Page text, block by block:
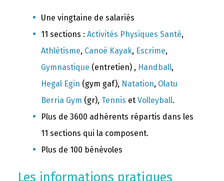
Une vingtaine de salariés
11 sections : Activités Physiques Santé,
Athlétisme, Canoë Kayak, Escrime,
Gymnastique (entretien) , Handball,
Hegal Egin (gym gaf), Natation, Olatu
Berria Gym (gr), Tennis et Volleyball.
Plus de 3600 adhérents répartis dans les
11 sections qui la composent.
Plus de 100 bénévoles
Les informations pratiques